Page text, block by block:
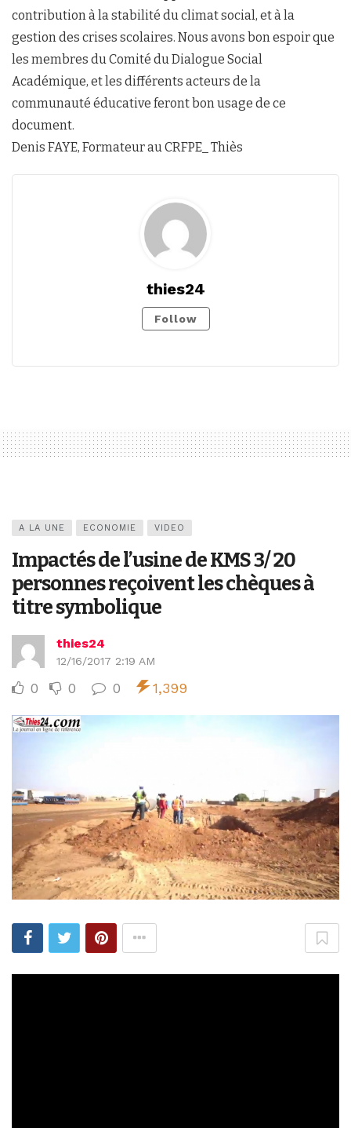
contribution à la stabilité du climat social, et à la
gestion des crises scolaires. Nous avons bon espoir que
les membres du Comité du Dialogue Social
Académique, et les différents acteurs de la
communauté éducative feront bon usage de ce
document.
Denis FAYE, Formateur au CRFPE_ Thiès
thies24
Follow
A LA UNE ECONOMIE VIDEO
Impactés de l’usine de KMS 3/ 20
personnes reçoivent les chèques à
titre symbolique
thies24
12/16/2017 2:19 AM
0 0 0 1,399